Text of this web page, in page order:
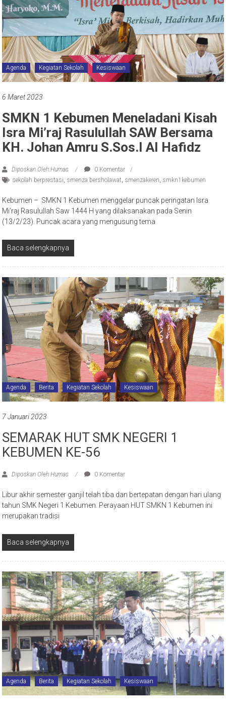
Agenda Kegiatan Sekolah Kesiswaan
6 Maret 2023
SMKN 1 Kebumen Meneladani Kisah
Isra Mi’raj Rasulullah SAW Bersama
KH. Johan Amru S.Sos.I AI Hafidz
Diposkan Oleh:Humas
0 Komentar
sekolah berprestasi, smenza bersholawat, smenzakeren, smkn1kebumen
Kebumen – SMKN 1 Kebumen menggelar puncak peringatan Isra
Mi’raj Rasulullah Saw 1444 H yang dilaksanakan pada Senin
(13/2/23). Puncak acara yang mengusung tema
Baca selengkapnya
Agenda Berita Kegiatan Sekolah Kesiswaan
7 Januari 2023
SEMARAK HUT SMK NEGERI 1
KEBUMEN KE-56
Diposkan Oleh:Humas 0 Komentar
Libur akhir semester ganjil telah tiba dan bertepatan dengan hari ulang
tahun SMK Negeri 1 Kebumen. Perayaan HUT SMKN 1 Kebumen ini
merupakan tradisi
Baca selengkapnya
Agenda Berita Kegiatan Sekolah Kesiswaan